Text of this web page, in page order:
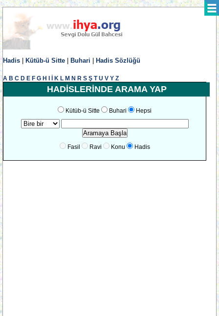
Hadis Kütüb-ü Sitte Buhari Hadis Sözlüğü
A B C D E F G H K L M N R S Ş T U V Y Z
HADİSLERİNDE ARAMA YAP
Kütüb-ü Sitte Buhari Hepsi
Fasil Ravi Konu Hadis